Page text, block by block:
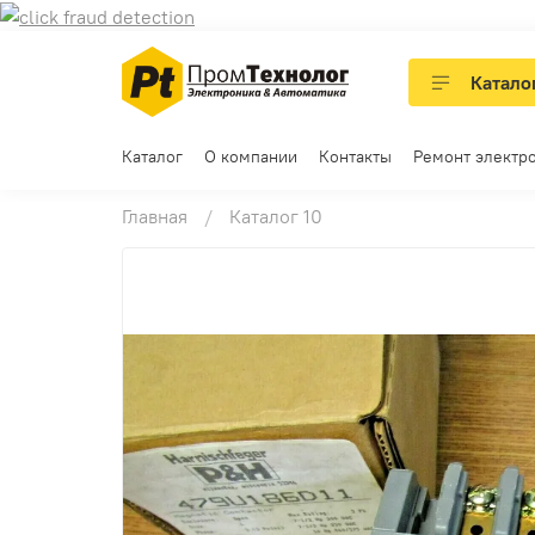
Каталог О компании Контакты Ремонт
Главная Каталог 10